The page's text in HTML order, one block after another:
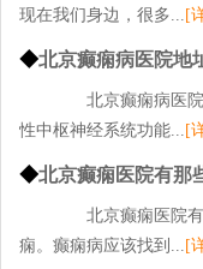
现在我们身边，很多... [
◆北京癫痫病医院地
北京癫痫病医院
性中枢神经系统功能... [
◆北京癫痫医院有那
北京癫痫医院有
痫。癫痫病应该找到... [